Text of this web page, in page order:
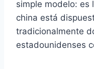
simple modelo: es
china está
tradicionalmente
estadounidenses